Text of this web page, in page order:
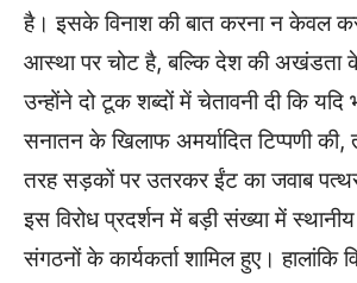
है। इसके विनाश की बात करना न केवल
आस्था पर चोट है, बल्कि देश की अखंडता
उन्होंने दो टूक शब्दों में चेतावनी दी कि यदि
सनातन के खिलाफ अमर्यादित टिप्पणी की,
तरह सड़कों पर उतरकर ईंट का जवाब
इस विरोध प्रदर्शन में बड़ी संख्या में
संगठनों के कार्यकर्ता शामिल हुए। हालांकि